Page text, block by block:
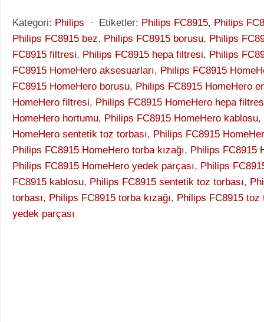
Kategori: Philips ⋅ Etiketler: Philips FC8915, Philips
Philips FC8915 bez, Philips FC8915 borusu, Philips
FC8915 filtresi, Philips FC8915 hepa filtresi, Philips
FC8915 HomeHero aksesuarları, Philips FC8915
FC8915 HomeHero borusu, Philips FC8915 HomeHero
HomeHero filtresi, Philips FC8915 HomeHero hepa
HomeHero hortumu, Philips FC8915 HomeHero kablosu,
HomeHero sentetik toz torbası, Philips FC8915
Philips FC8915 HomeHero torba kızağı, Philips FC8915
Philips FC8915 HomeHero yedek parçası, Philips
FC8915 kablosu, Philips FC8915 sentetik toz torbası,
torbası, Philips FC8915 torba kızağı, Philips FC8915 toz
yedek parçası